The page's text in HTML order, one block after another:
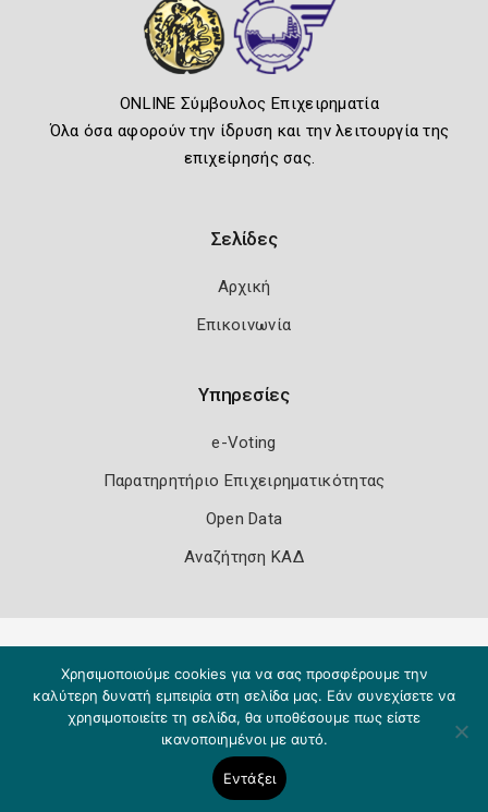
ONLINE Σύμβουλος Επιχειρηματία
Όλα όσα αφορούν την ίδρυση και την λειτουργία της
επιχείρησής σας.
Σελίδες
Αρχική
Επικοινωνία
Υπηρεσίες
e-Voting
Παρατηρητήριο Επιχειρηματικότητας
Open Data
Αναζήτηση ΚΑΔ
Χρησιμοποιούμε cookies για να σας προσφέρουμε την
καλύτερη δυνατή εμπειρία στη σελίδα μας. Εάν συνεχίσετε να
χρησιμοποιείτε τη σελίδα, θα υποθέσουμε πως είστε
ικανοποιημένοι με αυτό.
Εντάξει
Copyright 2026 Knowledge A.E.